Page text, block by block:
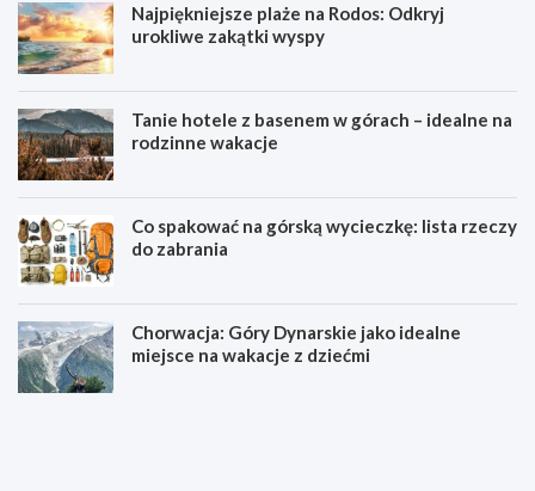
Najpiękniejsze plaże na Rodos: Odkryj
urokliwe zakątki wyspy
Tanie hotele z basenem w górach – idealne na
rodzinne wakacje
Co spakować na górską wycieczkę: lista rzeczy
do zabrania
Chorwacja: Góry Dynarskie jako idealne
miejsce na wakacje z dziećmi
N
T